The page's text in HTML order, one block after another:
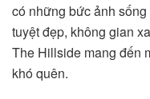
có những bức ảnh sống
tuyệt đẹp, không gian
The Hillside mang đến
khó quên.